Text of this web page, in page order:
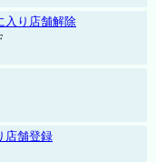
入り店舗解除
店舗登録